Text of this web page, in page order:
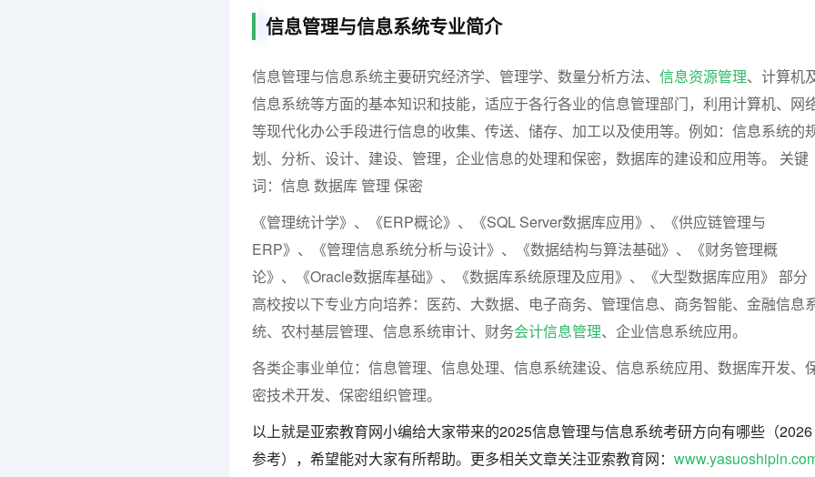
信息管理与信息系统专业简介
信息管理与信息系统主要研究经济学、管理学、数量分析方法、 信息资源管理、计算机
信息系统等方面的基本知识和技能，适应于各行各业的信息管理部门，利用计算机、网
等现代化办公手段进行信息的收集、传送、储存、加工以及使用等。例如：信息系统的
划、分析、设计、建设、管理，企业信息的处理和保密，数据库的建设和应用等。 关键
词：信息 数据库 管理 保密
《管理统计学》、《ERP概论》、《SQL Server数据库应用》、《供应链管理与
ERP》、《管理信息系统分析与设计》、《数据结构与算法基础》、《财务管理概
论》、《Oracle数据库基础》、《数据库系统原理及应用》、《大型数据库应用》 部分
高校按以下专业方向培养：医药、大数据、电子商务、管理信息、商务智能、金融信息
统、农村基层管理、信息系统审计、财务会计信息管理、企业信息系统应用。
各类企事业单位：信息管理、信息处理、信息系统建设、信息系统应用、数据库开发、
密技术开发、保密组织管理。
以上就是亚索教育网小编给大家带来的2025信息管理与信息系统考研方向有哪些（2026
参考），希望能对大家有所帮助。更多相关文章关注亚索教育网：